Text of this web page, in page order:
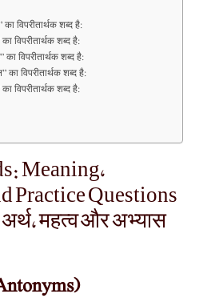
विपरीतार्थक शब्द है:
विपरीतार्थक शब्द है:
का विपरीतार्थक शब्द है:
का विपरीतार्थक शब्द है:
विपरीतार्थक शब्द है:
Meaning,
Practice Questions
अर्थ, महत्व और अभ्यास